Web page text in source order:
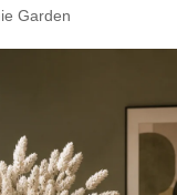
Garden